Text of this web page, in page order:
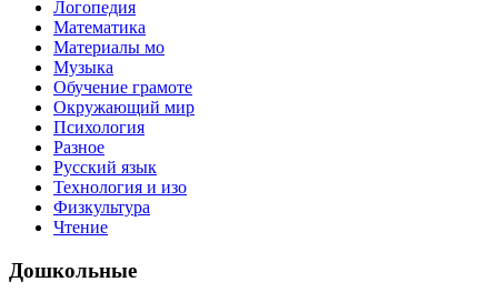
Логопедия
Математика
Материалы мо
Музыка
Обучение грамоте
Окружающий мир
Психология
Разное
Русский язык
Технология и изо
Физкультура
Чтение
Дошкольные